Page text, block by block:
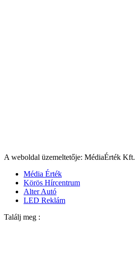
A weboldal üzemeltetője: MédiaÉrték Kft.
Média Érték
Körös Hírcentrum
Alter Autó
LED Reklám
Találj meg :